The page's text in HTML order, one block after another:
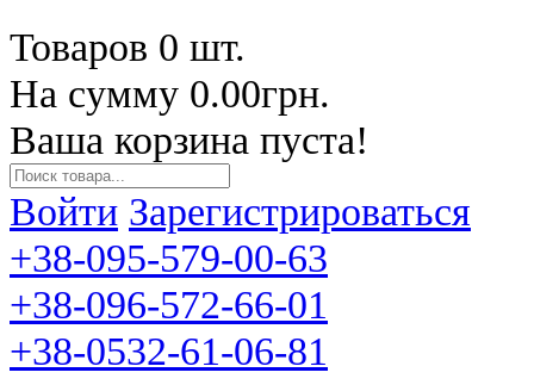
Товаров 0 шт.
На сумму 0.00грн.
Ваша корзина пуста!
Войти Зарегистрироваться
+38-095-579-00-63
+38-096-572-66-01
+38-0532-61-06-81